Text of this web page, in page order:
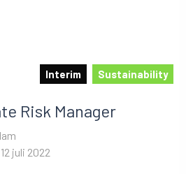
Interim Sustainability
Risk Manager
juli 2022